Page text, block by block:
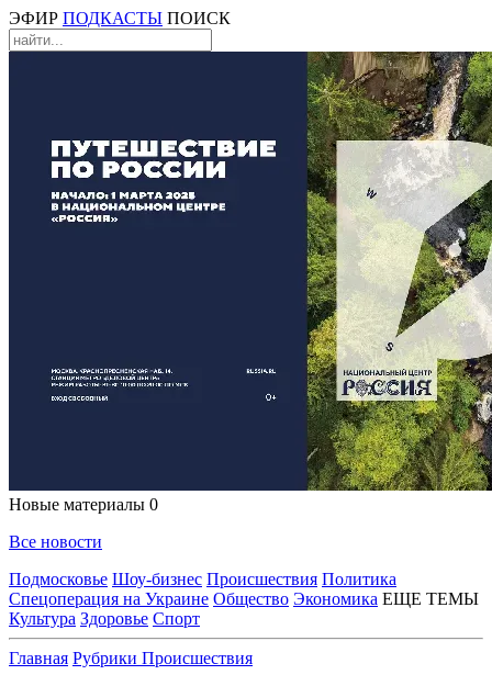
ЭФИР ПОДКАСТЫ ПОИСК
Новые материалы 0
Все новости
Подмосковье Шоу-бизнес Происшествия Политика
Спецоперация на Украине Общество Экономика ЕЩЕ ТЕМЫ
Культура Здоровье Спорт
Главная Рубрики Происшествия